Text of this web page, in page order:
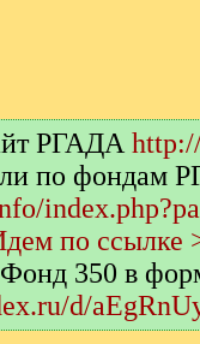
РГАДА
по фондам
по ссылке
350 в
d/